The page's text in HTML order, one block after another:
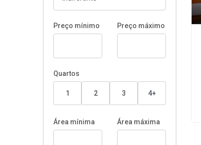
Preço mínimo Preço máximo
Quartos
1 2 3 4+
Área mínima Área máxima